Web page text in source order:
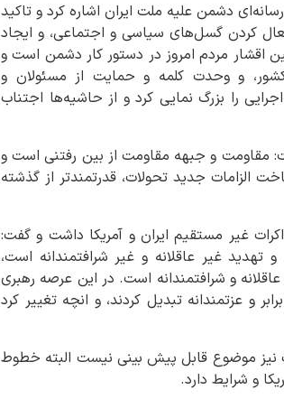
دشمن علیه ملت ایران اشاره کرد و تاکید
کردن گسل‌های سیاسی و اجتماعی، و ایجاد
اقشار مردم امروز در دستور کار دشمن است و
و وحدت کلمه و حمایت از مسئولان و
را بزرگ نمایی کرد و از حاشیه‌ها اجتناب
مقاومت و جبهه مقاومت از بین رفتنی است و
الزامات جدید تحولات، قدرتمندتر از گذشته
غیر مستقیم ایران و آمریکا داشت و گفت:
غیر عاقلانه و غیر شرافتمندانه است،
و شرافتمندانه است. در این عرصه رهبری
و عزتمندانه تبدیل کردند، و انچه تغییر کرد
نیز موضوع قابل پیش بینی نیست البته خطوط
و شرایط دارد.